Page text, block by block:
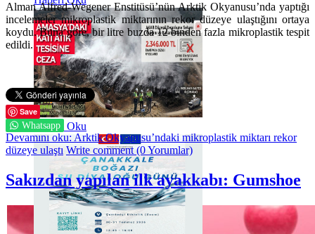
Haberi Oku
Alman Alfred-Wegener Enstitüsü’nün Arktik Okyanusu’nda yaptığı
incelemeler mikroplastik miktarının rekor düzeye ulaştığını ortaya
koydu. Buna göre, bir litre buzda 12 binden fazla mikroplastik tespit
edildi.
Save
Whatsapp
Devamını oku: Arktik Okyanusu’ndaki mikroplastik miktarı rekor
düzeye ulaştı Write comment (0 Yorumlar)
Sakızdan yapılan ilk ayakkabı: Gumshoe